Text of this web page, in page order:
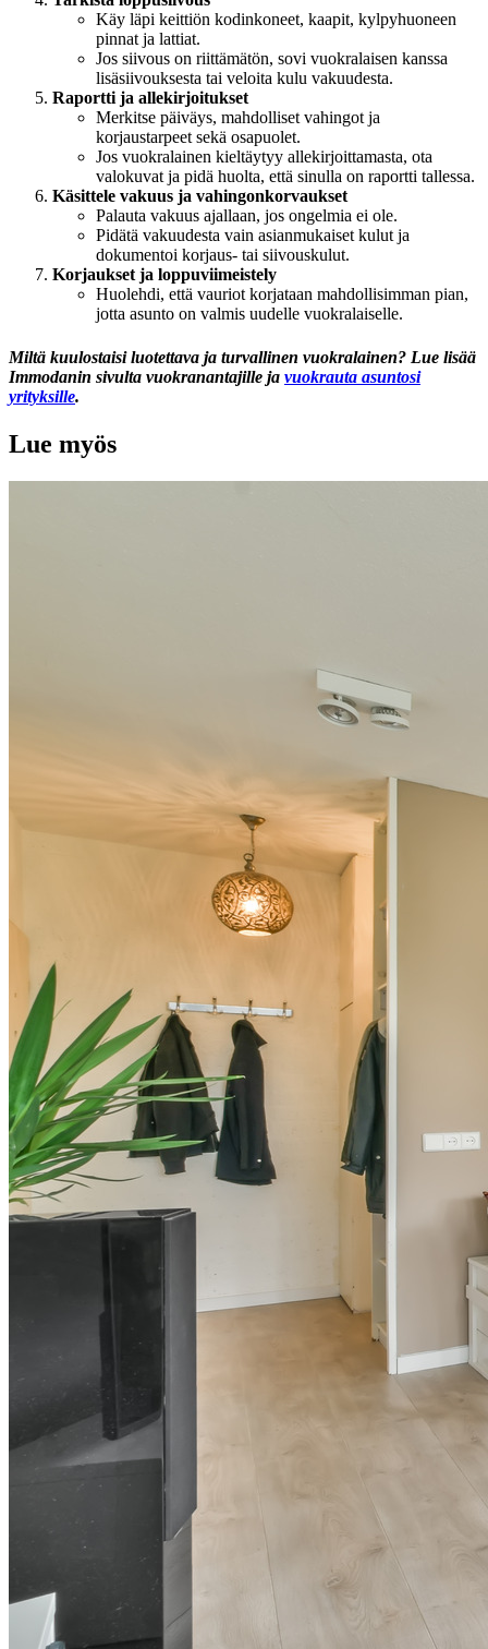
Käy läpi keittiön kodinkoneet, kaapit, kylpyhuoneen
pinnat ja lattiat.
Jos siivous on riittämätön, sovi vuokralaisen kanssa
lisäsiivouksesta tai veloita kulu vakuudesta.
Raportti ja allekirjoitukset
Merkitse päiväys, mahdolliset vahingot ja
korjaustarpeet sekä osapuolet.
Jos vuokralainen kieltäytyy allekirjoittamasta, ota
valokuvat ja pidä huolta, että sinulla on raportti tallessa.
Käsittele vakuus ja vahingonkorvaukset
Palauta vakuus ajallaan, jos ongelmia ei ole.
Pidätä vakuudesta vain asianmukaiset kulut ja
dokumentoi korjaus- tai siivouskulut.
Korjaukset ja loppuviimeistely
Huolehdi, että vauriot korjataan mahdollisimman pian,
jotta asunto on valmis uudelle vuokralaiselle.
Miltä kuulostaisi luotettava ja turvallinen vuokralainen? Lue lisää
Immodanin sivulta vuokranantajille ja vuokrauta asuntosi
yrityksille.
Lue myös